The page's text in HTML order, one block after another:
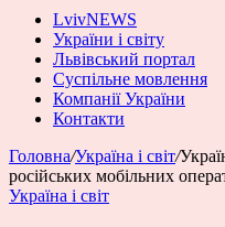
LvivNEWS
України і світу
Львівський портал
Суспільне мовлення
Компанії України
Контакти
Головна/Україна і світ/
російських мобільних
Україна і світ